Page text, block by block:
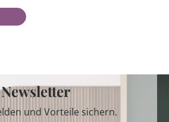
Newsletter
und Vorteile sichern.